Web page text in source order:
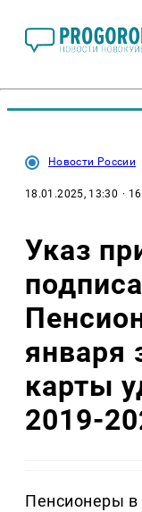
Новости России
18.01.2025, 13:30 ·
Указ
января
карты
2019-
Пенсионеры в